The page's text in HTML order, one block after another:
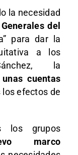
la necesidad
del
para dar la
a los
la
cuentas
efectos de
los grupos
marco